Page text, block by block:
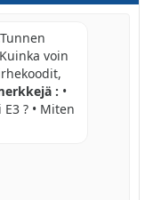
voin
: •
? • Miten